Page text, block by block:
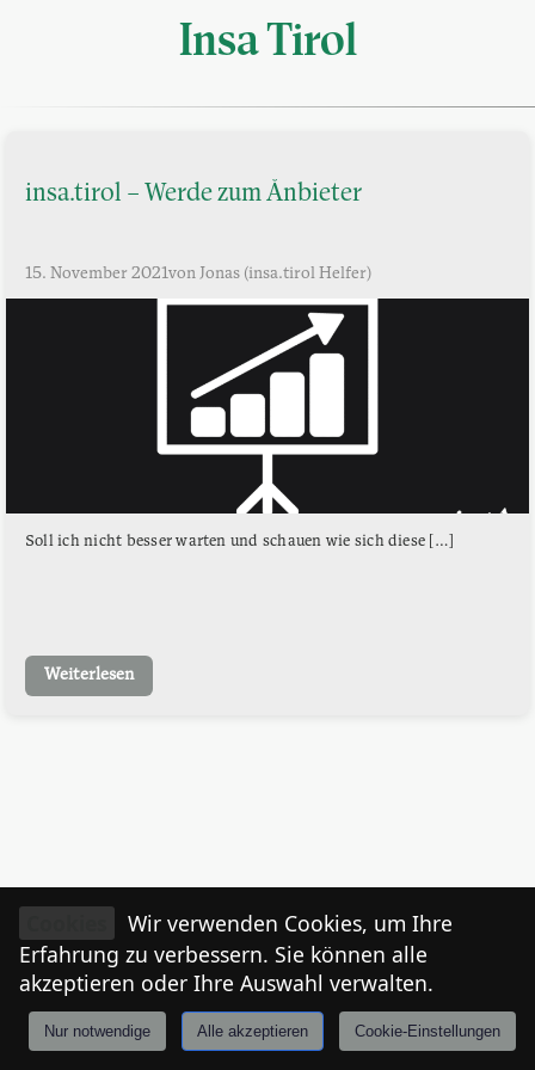
Insa Tirol
insa.tirol – Werde zum Ånbieter
15. November 2021von Jonas (insa.tirol Helfer)
Soll ich nicht besser warten und schauen wie sich diese […]
Weiterlesen
Anmelden Tiroler
Wir verwenden Cookies, um Ihre
Erfahrung zu verbessern. Sie können alle
akzeptieren oder Ihre Auswahl verwalten.
Nur notwendige Alle akzeptieren Cookie-Einstellungen